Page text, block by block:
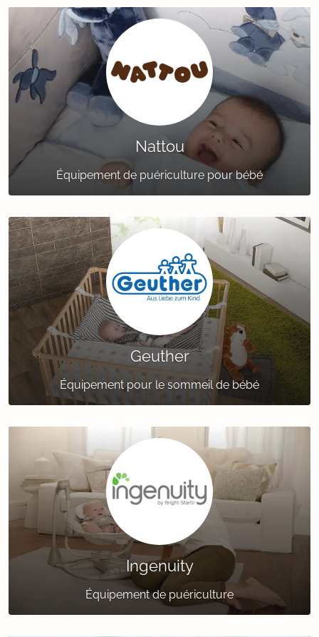
Nattou
Équipement de puériculture pour bébé
Geuther
Équipement pour le sommeil de bébé
Ingenuity
Équipement de puériculture